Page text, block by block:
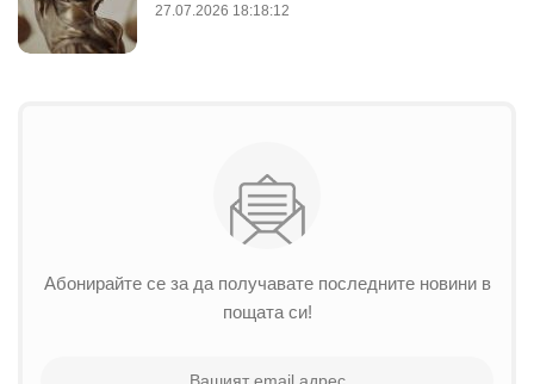
27.07.2026 18:18:12
Абонирайте се за да получавате последните новини в
пощата си!